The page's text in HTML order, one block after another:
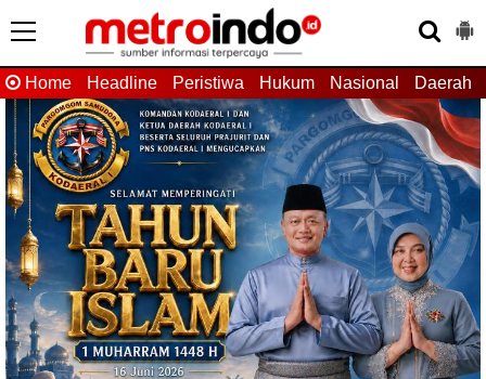
Home Headline Peristiwa Hukum Nasional Daerah